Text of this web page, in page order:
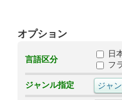
オプション
言語区分
日
フ
ジャンル指定